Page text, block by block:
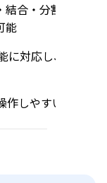
合・分割など多
能
対応し、SSD
しやすい